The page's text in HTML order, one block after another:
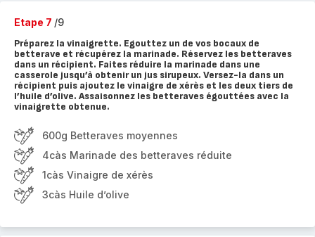
Etape 7 /9
Préparez la vinaigrette. Egouttez un de vos bocaux de
betterave et récupérez la marinade. Réservez les betteraves
dans un récipient. Faites réduire la marinade dans une
casserole jusqu’à obtenir un jus sirupeux. Versez-la dans un
récipient puis ajoutez le vinaigre de xérès et les deux tiers de
l’huile d’olive. Assaisonnez les betteraves égouttées avec la
vinaigrette obtenue.
600g Betteraves moyennes
4càs Marinade des betteraves réduite
1càs Vinaigre de xérès
3càs Huile d’olive